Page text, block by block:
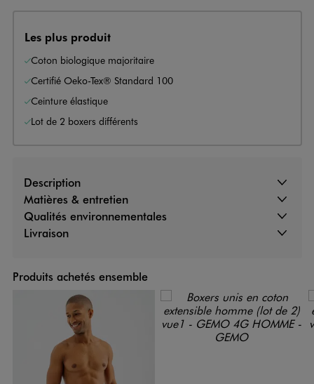
Les plus produit
Coton biologique majoritaire
Certifié Oeko-Tex® Standard 100
Ceinture élastique
Lot de 2 boxers différents
Description
Matières & entretien
Qualités environnementales
Livraison
Produits achetés ensemble